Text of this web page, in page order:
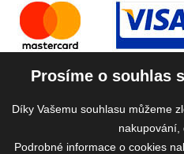
Prosíme o souhlas
Díky Vašemu souhlasu můžeme
nakupování,
Podrobné informace o cookies